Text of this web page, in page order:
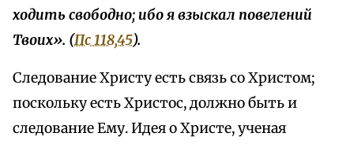
ходить свободно; ибо я взыскал повелений
Твоих». (Пс 118,45).
Следование Христу есть связь со Христом;
поскольку есть Христос, должно быть и
следование Ему. Идея о Христе, ученая